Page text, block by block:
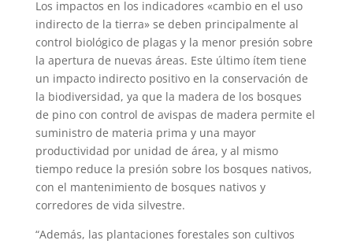
Los impactos en los indicadores «cambio en el uso
indirecto de la tierra» se deben principalmente al
control biológico de plagas y la menor presión sobre
la apertura de nuevas áreas. Este último ítem tiene
un impacto indirecto positivo en la conservación de
la biodiversidad, ya que la madera de los bosques
de pino con control de avispas de madera permite el
suministro de materia prima y una mayor
productividad por unidad de área, y al mismo
tiempo reduce la presión sobre los bosques nativos,
con el mantenimiento de bosques nativos y
corredores de vida silvestre.
“Además, las plantaciones forestales son cultivos